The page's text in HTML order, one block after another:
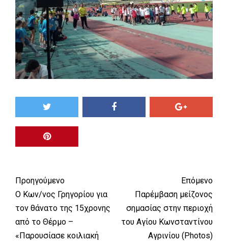
Προηγούμενο
Ο Κων/νος Γρηγορίου για
τον θάνατο της 15χρονης
από το Θέρμο –
«Παρουσίασε κοιλιακή
Επόμενο
Παρέμβαση μείζονος
σημασίας στην περιοχή
του Αγίου Κωνσταντίνου
Αγρινίου (Photos)